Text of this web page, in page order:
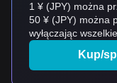
1 ¥ (JPY) można
50 ¥ (JPY) można
wyłączając
Kup/